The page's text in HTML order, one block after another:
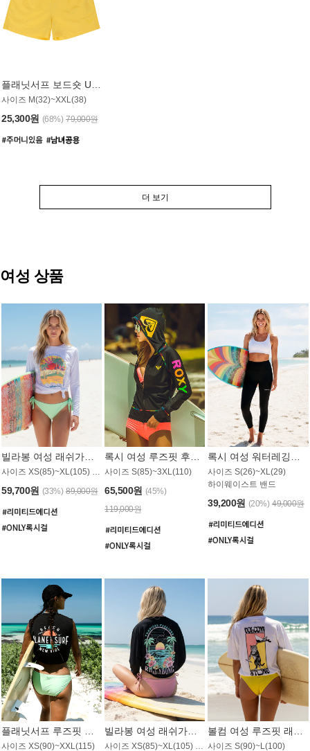
플래닛서프 보드숏 UMB008YPS
사이즈 M(32)~XXL(38)
25,300원 (68%) 79,000원
더 보기
여성 상품
59,700원 (33%) 89,000원
사이즈 S(85)~3XL(110)
65,500원 (45%)
119,000원
사이즈 S(26)~XL(29)
하이웨이스트 밴드
39,200원 (20%) 49,000원
사이즈 XS(90)~XXL(115) 사이즈 XS(85)~XL(105) / 오버핏 사이즈 S(90)~L(100)